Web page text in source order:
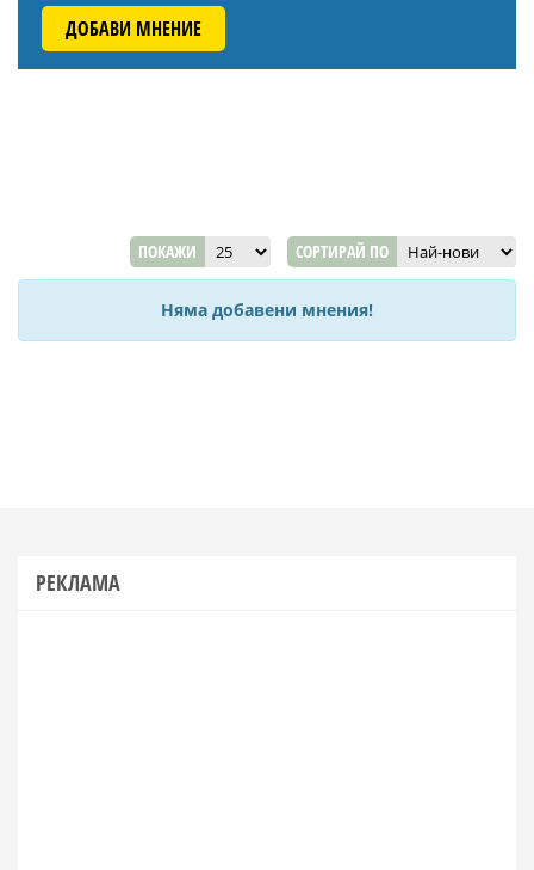
ДОБАВИ МНЕНИЕ
ПОКАЖИ СОРТИРАЙ ПО
Няма добавени мнения!
РЕКЛАМА